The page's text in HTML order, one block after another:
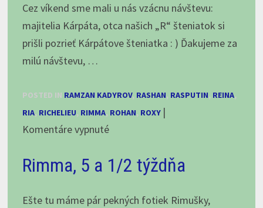
august
2024
Cez víkend sme mali u nás vzácnu návštevu:
majitelia Kárpáta, otca našich „R“ šteniatok si
prišli pozrieť Kárpátove šteniatka : ) Ďakujeme za
milú návštevu, …
POSTED IN RAMZAN KADYROV, RASHAN, RASPUTIN, REINA,
RIA, RICHELIEU, RIMMA, ROHAN, ROXY |
Komentáre vypnuténa
návšteva
Chacalkách!
Rimma, 5 a 1/2 týždňa
Ešte tu máme pár pekných fotiek Rimušky,